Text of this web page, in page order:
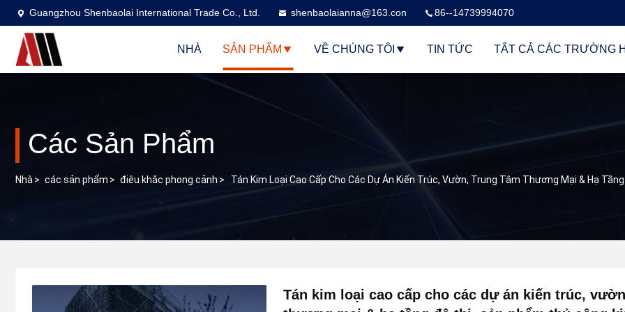
Guangzhou Shenbaolai International Trade Co., Ltd. shenbaolaianna@163.con 86--14739994070
NHÀ SẢN PHẨM VỀ CHÚNG TÔI TIN TỨC TẤT CẢ CÁC TRƯỜNG
Các Sản Phẩm
Nhà> các sản phẩm > điêu khắc phong cảnh > Tán Kim Loại Cao Cấp Cho Các Dự Án Kiến Trúc, Vườn, Trung Tâm Thương Mại & Hạ
Tán kim loại cao cấp cho các dự án kiến trúc,